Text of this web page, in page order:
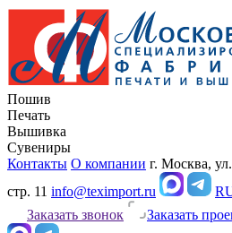
Пошив
Печать
Вышивка
Сувениры
Контакты О компании г. Москва,
стр. 11 info@teximport.ru
Заказать звонок
Заказать